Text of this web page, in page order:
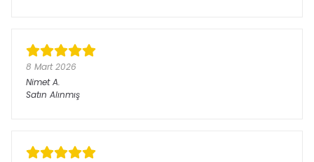
8 Mart 2026
Nimet A.
Satın Alınmış